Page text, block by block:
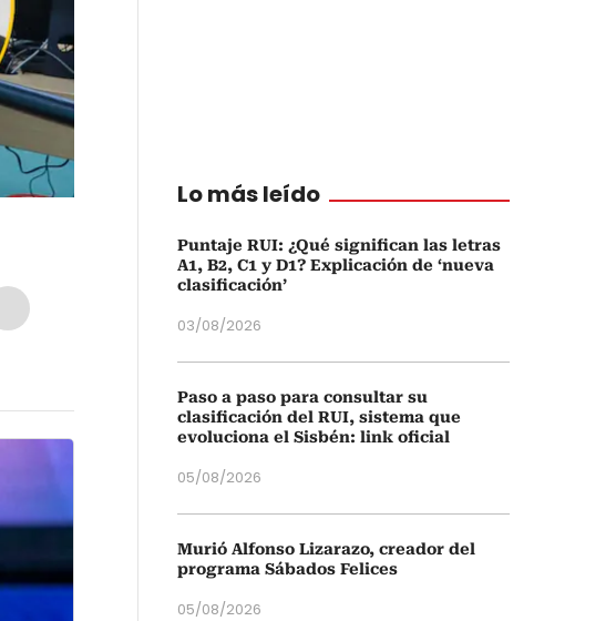
Lo más leído
Puntaje RUI: ¿Qué significan las letras
A1, B2, C1 y D1? Explicación de ‘nueva
clasificación’
03/08/2026
Paso a paso para consultar su
clasificación del RUI, sistema que
evoluciona el Sisbén: link oficial
05/08/2026
Murió Alfonso Lizarazo, creador del
programa Sábados Felices
05/08/2026